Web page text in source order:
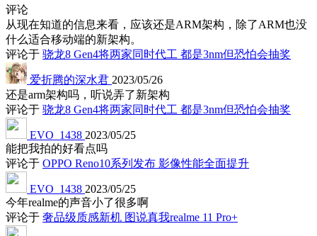
评论
从现在知道的信息来看，应该还是ARM架构，除了ARM也没
什么适合移动端的新架构。
评论于 骁龙8 Gen4将两家同时代工 都是3nm但恐怕会抽奖
爱折腾的深水君 2023/05/26
还是arm架构吗，听说弄了新架构
评论于 骁龙8 Gen4将两家同时代工 都是3nm但恐怕会抽奖
EVO_1438 2023/05/25
能把我拍的好看点吗
评论于 OPPO Reno10系列发布 影像性能全面提升
EVO_1438 2023/05/25
今年realme的声音小了很多啊
评论于 奢品级质感新机 图说真我realme 11 Pro+